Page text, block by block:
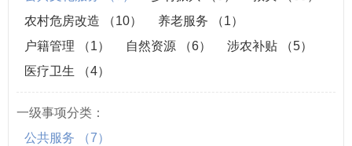
农村危房改造
（10） 养老服务
（1）
户籍管理
（1） 自然资源 （6） 涉农补贴
（5）
医疗卫生
（4）
一级事项分类：
公共服务
（7）